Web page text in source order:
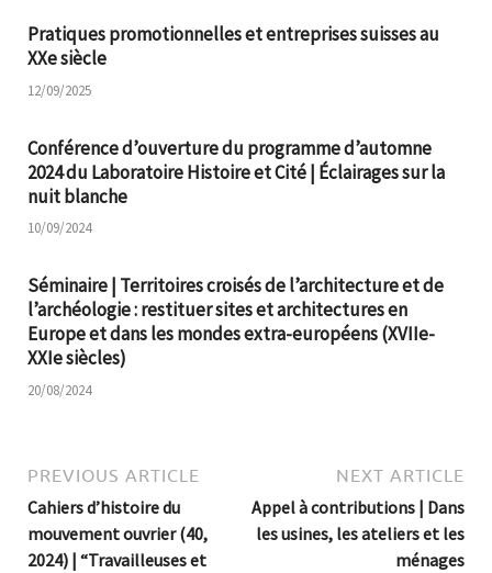
Pratiques promotionnelles et entreprises suisses au
XXe siècle
12/09/2025
Conférence d’ouverture du programme d’automne
2024 du Laboratoire Histoire et Cité | Éclairages sur la
nuit blanche
10/09/2024
Séminaire | Territoires croisés de l’architecture et de
l’archéologie : restituer sites et architectures en
Europe et dans les mondes extra-européens (XVIIe-
XXIe siècles)
20/08/2024
PREVIOUS ARTICLE
Cahiers d’histoire du
mouvement ouvrier (40,
2024) | “Travailleuses et
NEXT ARTICLE
Appel à contributions | Dans
les usines, les ateliers et les
ménages